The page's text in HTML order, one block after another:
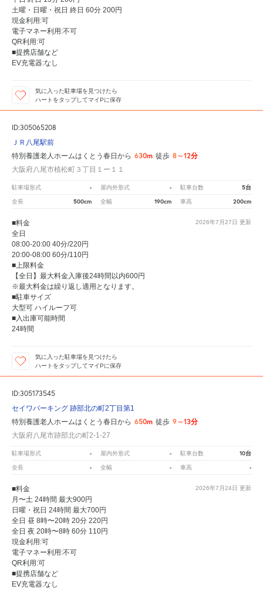
土曜・日曜・祝日 終日 60分 200円
現金利用:可
電子マネー利用:不可
QR利用:可
■提携店舗など
EV充電器:なし
気に入った駐車場を見つけたら
ハートをタップしてマイPに保存
ID:305065208
ＪＲ八尾駅前
特別養護老人ホームはくとう春日から 630m 徒歩 8～12分
大阪府八尾市植松町３丁目１ー１１
駐車場形式 - 屋内外形式 - 駐車台数 5台
全長 500cm 全幅 190cm 車高 200cm
2026年7月27日 更新
■料金
全日
08:00-20:00 40分/220円
20:00-08:00 60分/110円
■上限料金
【全日】最大料金入庫後24時間以内600円
※最大料金は繰り返し適用となります。
■駐車サイズ
大型可 ハイルーフ可
■入出庫可能時間
24時間
気に入った駐車場を見つけたら
ハートをタップしてマイPに保存
ID:305173545
セイワパーキング 跡部北の町2丁目第1
特別養護老人ホームはくとう春日から 650m 徒歩 9～13分
大阪府八尾市跡部北の町2-1-27
駐車場形式 - 屋内外形式 - 駐車台数 10台
全長 - 全幅 - 車高 -
2026年7月24日 更新
■料金
月〜土 24時間 最大900円
日曜・祝日 24時間 最大700円
全日 昼 8時〜20時 20分 220円
全日 夜 20時〜8時 60分 110円
現金利用:可
電子マネー利用:不可
QR利用:可
■提携店舗など
EV充電器:なし